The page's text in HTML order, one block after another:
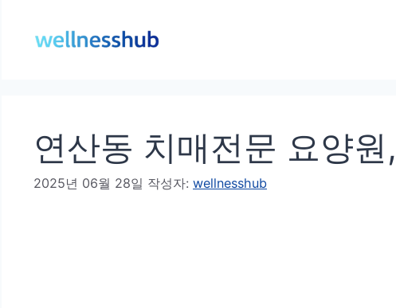
연산동 치매전문 요양
2025년 06월 28일 작성자: wellnesshub